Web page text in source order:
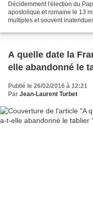
Décidemment l'élection du
apostolique et romaine le 13
multiples et souvent
A quelle date la
elle abandonné le
Publié le 26/02/2016 à 12:21
Par Jean-Laurent Turbet